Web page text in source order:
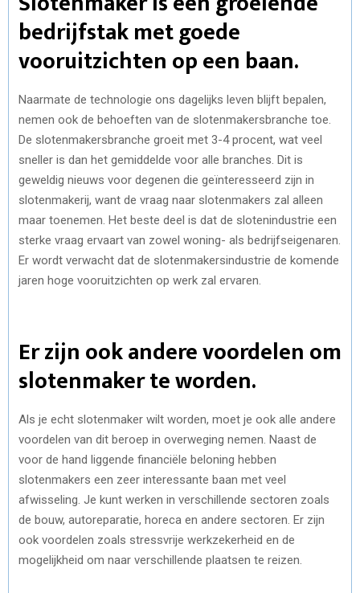
bedrijfstak met goede
vooruitzichten op een baan.
Naarmate de technologie ons dagelijks leven blijft bepalen,
nemen ook de behoeften van de slotenmakersbranche toe.
De slotenmakersbranche groeit met 3-4 procent, wat veel
sneller is dan het gemiddelde voor alle branches. Dit is
geweldig nieuws voor degenen die geïnteresseerd zijn in
slotenmakerij, want de vraag naar slotenmakers zal alleen
maar toenemen. Het beste deel is dat de slotenindustrie een
sterke vraag ervaart van zowel woning- als bedrijfseigenaren.
Er wordt verwacht dat de slotenmakersindustrie de komende
jaren hoge vooruitzichten op werk zal ervaren.
Er zijn ook andere voordelen om
slotenmaker te worden.
Als je echt slotenmaker wilt worden, moet je ook alle andere
voordelen van dit beroep in overweging nemen. Naast de
voor de hand liggende financiële beloning hebben
slotenmakers een zeer interessante baan met veel
afwisseling. Je kunt werken in verschillende sectoren zoals
de bouw, autoreparatie, horeca en andere sectoren. Er zijn
ook voordelen zoals stressvrije werkzekerheid en de
mogelijkheid om naar verschillende plaatsen te reizen.